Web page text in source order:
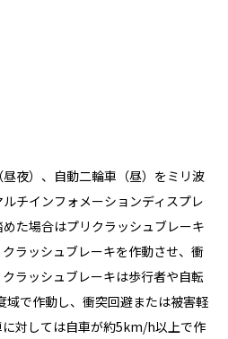
夜）、自動二輪車（昼）をミリ波
チインフォメーションディスプレ
た場合はプリクラッシュブレーキ
ラッシュブレーキを作動させ、衝
ラッシュブレーキは歩行者や自転
で作動し、衝突回避または被害軽
対しては自車が約5km/h以上で作